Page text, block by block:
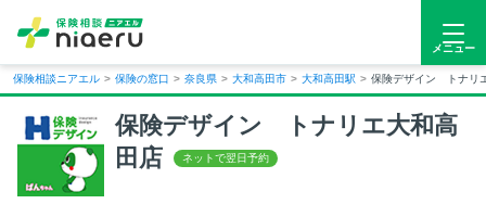
メニュー
保険相談ニアエル > 保険の窓口 > 奈良県 > 大和高田市 > 大和高田駅 > 保険デザイン トナリ
保険デザイン トナリエ大和高
田店